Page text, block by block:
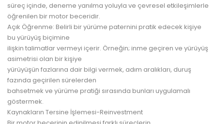
süreç içinde, deneme yanılma yoluyla ve çevresel etkileşimlerle
öğrenilen bir motor beceridir.
Açık Öğrenme: Belirli bir yürüme paternini pratik edecek kişiye
bu yürüyüş biçimine
ilişkin talimatlar vermeyi içerir. Örneğin; inme geçiren ve yürüyüş
asimetrisi olan bir kişiye
yürüyüşün fazlarına dair bilgi vermek, adım aralıkları, duruş
fazında geçirilen sürelerden
bahsetmek ve yürüme pratiği sırasında bunları uygulamalı
göstermek.
Kaynakların Tersine İşlemesi-Reinvestment